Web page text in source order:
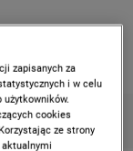
zapisanych za
i w celu
użytkowników.
cookies
ze strony
aktualnymi